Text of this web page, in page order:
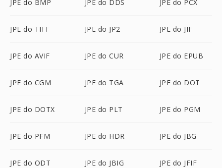
JPE do BMP JPE do DDS JPE do PCX
JPE do TIFF JPE do JP2 JPE do JIF
JPE do AVIF JPE do CUR JPE do EPUB
JPE do CGM JPE do TGA JPE do DOT
JPE do DOTX JPE do PLT JPE do PGM
JPE do PFM JPE do HDR JPE do JBG
JPE do ODT JPE do JBIG JPE do JFIF